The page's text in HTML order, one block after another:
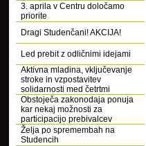
3. aprila v Centru določamo
priorite
Dragi Studenčani! AKCIJA!
Led prebit z odličnimi idejami
Aktivna mladina, vključevanje
stroke in vzpostavitev
solidarnosti med četrtmi
Obstoječa zakonodaja ponuja
kar nekaj možnosti za
participacijo prebivalcev
Želja po spremembah na
Studencih